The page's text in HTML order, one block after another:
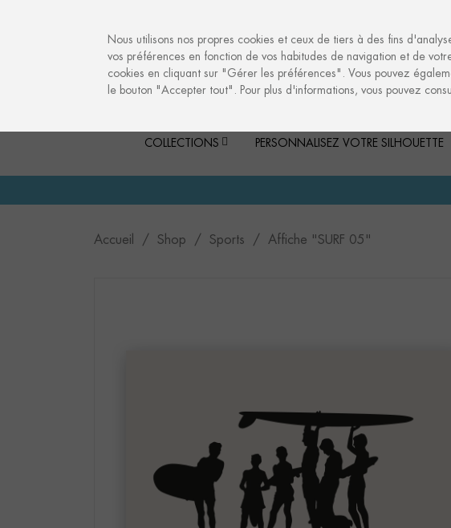
COLLECTIONS PERSONNALISEZ VOTRE SILHOUETTE
Accueil Shop Sports Affiche "SURF 05"
Nous utilisons nos propres cookies et ceux de tiers à des fins
vos préférences en fonction de vos habitudes de navigation et de
cookies en cliquant sur "Gérer les préférences". Vous pouvez
le bouton "Accepter tout". Pour plus d'informations, vous pouvez